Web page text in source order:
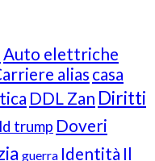
Auto elettriche
alias casa
DDL Zan Diritti
trump Doveri
guerra Identità Il